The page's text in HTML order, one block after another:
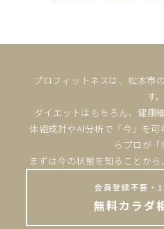
プロフィットネスは、松本市
す。
ダイエットはもちろん、健康
体組成計やAI分析で「今」を
らプロが「
まずは今の状態を知ることから
会員登録不要・
無料カラダ